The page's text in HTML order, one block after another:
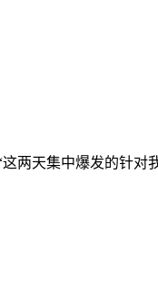
两天集中爆发的针对